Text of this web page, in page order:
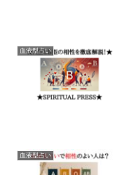
血液型占い
血液型占い